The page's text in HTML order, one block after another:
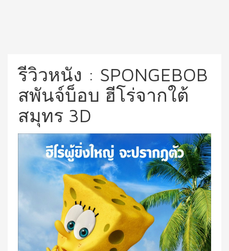
รีวิวหนัง : SPONGEBOB
สพันจ์บ็อบ ฮีโร่จากใต้
สมุทร 3D